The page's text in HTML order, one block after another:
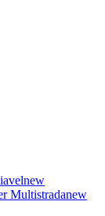
new
Multistradanew